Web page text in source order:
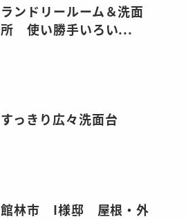
ランドリールーム＆洗面
所 使い勝手いろい...
すっきり広々洗面台
館林市 I様邸 屋根・外